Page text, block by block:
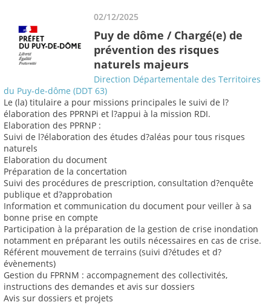
02/12/2025
Puy de dôme / Chargé(e) de
prévention des risques
naturels majeurs
Direction Départementale des Territoires
du Puy-de-dôme (DDT 63)
Le (la) titulaire a pour missions principales le suivi de l?
élaboration des PPRNPi et l?appui à la mission RDI.
Elaboration des PPRNP :
Suivi de l?élaboration des études d?aléas pour tous risques
naturels
Elaboration du document
Préparation de la concertation
Suivi des procédures de prescription, consultation d?enquête
publique et d?approbation
Information et communication du document pour veiller à sa
bonne prise en compte
Participation à la préparation de la gestion de crise inondation
notamment en préparant les outils nécessaires en cas de crise.
Référent mouvement de terrains (suivi d?études et d?
évènements)
Gestion du FPRNM : accompagnement des collectivités,
instructions des demandes et avis sur dossiers
Avis sur dossiers et projets